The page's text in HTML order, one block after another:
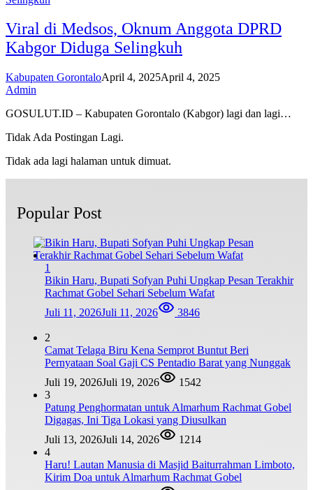
Viral di Medsos, Oknum Anggota DPRD
Kabgor Diduga Selingkuh
Kabupaten GorontaloApril 4, 2025April 4, 2025
Admin
GOSULUT.ID – Kabupaten Gorontalo (Kabgor) lagi dan lagi…
Tidak Ada Postingan Lagi.
Tidak ada lagi halaman untuk dimuat.
Popular Post
1
Bikin Haru, Bupati Sofyan Puhi Ungkap Pesan Terakhir
Rachmat Gobel Sehari Sebelum Wafat
Juli 11, 2026Juli 11, 2026 3846
2
Camat Telaga Biru Kena Semprot Buntut Beri
Pernyataan Soal Gaji CS Pentadio Barat yang Nunggak
Juli 19, 2026Juli 19, 2026
1542
3
Patung Penghormatan untuk Almarhum Rachmat Gobel
Digagas, Ini Tiga Lokasi yang Diusulkan
Juli 13, 2026Juli 14, 2026
1214
4
Haru! Lautan Manusia di Masjid Baiturrahman Limboto,
Kirim Doa untuk Almarhum Rachmat Gobel